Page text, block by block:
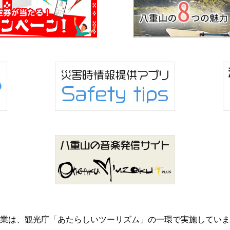
は、観光庁「あたらしいツーリズム」の一環で実施してい